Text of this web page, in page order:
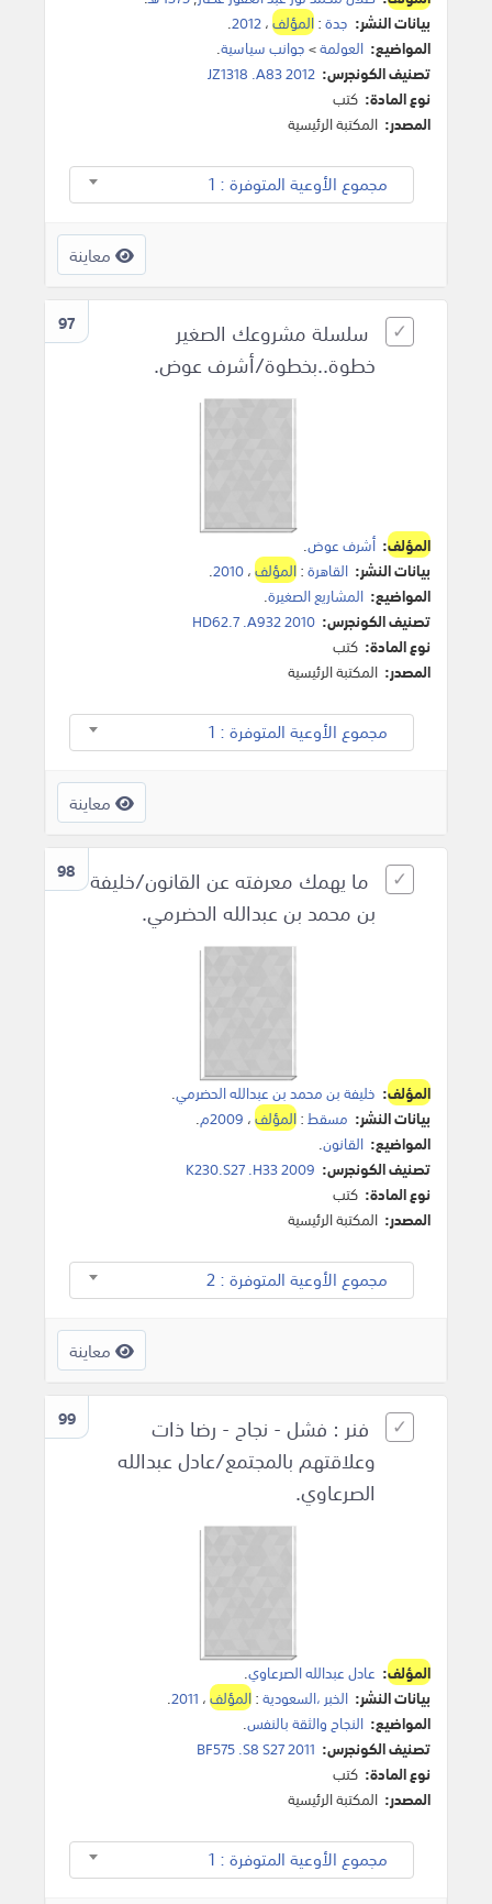
بيانات النشر: جدة:المؤلف،2012
.
المواضيع: العولمة>جوانب سياسية.
تصنيف الكونجرس: JZ1318 .A83 2012
نوع المادة: كتب
المصدر: المكتبة الرئيسية
مجموع الأوعية المتوفرة : 1
معاينة
97
سلسلة مشروعك الصغير
خطوة..بخطوة/أشرف عوض.
المؤلف: أشرف عوض.
بيانات النشر: القاهرة:المؤلف،2010
.
المواضيع: المشاريع الصغيرة.
تصنيف الكونجرس: HD62.7 .A932 2010
نوع المادة: كتب
المصدر: المكتبة الرئيسية
مجموع الأوعية المتوفرة : 1
معاينة
98 ما يهمك معرفته عن القانون/خليفة
بن محمد بن عبدالله الحضرمي.
المؤلف: خليفة بن محمد بن عبدالله الحضرمي.
بيانات النشر: مسقط:المؤلف، 2009م .
المواضيع: القانون.
تصنيف الكونجرس: K230.S27 .H33 2009
نوع المادة: كتب
المصدر: المكتبة الرئيسية
مجموع الأوعية المتوفرة : 2
معاينة
99
فنر : فشل - نجاح - رضا ذات
وعلاقتهم بالمجتمع/عادل عبدالله
الصرعاوي.
المؤلف: عادل عبدالله الصرعاوي.
بيانات النشر: الخبر ،السعودية:المؤلف، 2011
.
المواضيع: النجاح والثقة بالنفس.
تصنيف الكونجرس: BF575 .S8 S27 2011
نوع المادة: كتب
المصدر: المكتبة الرئيسية
مجموع الأوعية المتوفرة : 1